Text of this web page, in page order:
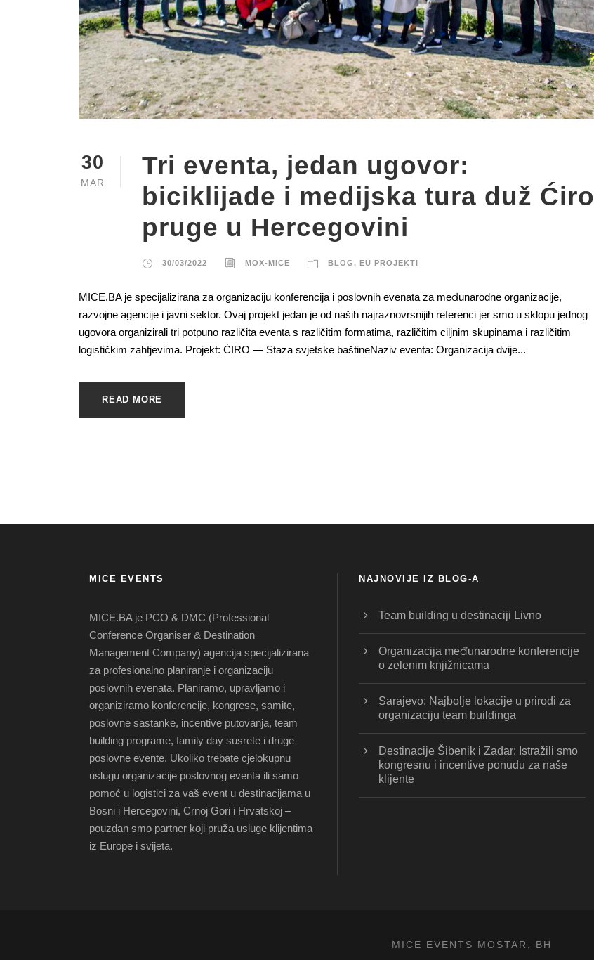
30
MAR
Tri eventa, jedan ugovor:
biciklijade i medijska tura duž Ćiro
pruge u Hercegovini
30/03/2022 MOX-MICE BLOG, EU PROJEKTI
MICE.BA je specijalizirana za organizaciju konferencija i poslovnih evenata za međunarodne organizacije,
razvojne agencije i javni sektor. Ovaj projekt jedan je od naših najraznovrsnijih referenci jer smo u sklopu jednog
ugovora organizirali tri potpuno različita eventa s različitim formatima, različitim ciljnim skupinama i različitim
logističkim zahtjevima. Projekt: ĆIRO — Staza svjetske baštineNaziv eventa: Organizacija dvije...
READ MORE
MICE EVENTS
MICE.BA je PCO & DMC (Professional
Conference Organiser & Destination
Management Company) agencija specijalizirana
za profesionalno planiranje i organizaciju
poslovnih evenata. Planiramo, upravljamo i
organiziramo konferencije, kongrese, samite,
poslovne sastanke, incentive putovanja, team
building programe, family day susrete i druge
poslovne evente. Ukoliko trebate cjelokupnu
uslugu organizacije poslovnog eventa ili samo
pomoć u logistici za vaš event u destinacijama u
Bosni i Hercegovini, Crnoj Gori i Hrvatskoj –
pouzdan smo partner koji pruža usluge klijentima
iz Europe i svijeta.
NAJNOVIJE IZ BLOG-A
Team building u destinaciji Livno
Organizacija međunarodne konferencije
o zelenim knjižnicama
Sarajevo: Najbolje lokacije u prirodi za
organizaciju team buildinga
Destinacije Šibenik i Zadar: Istražili smo
kongresnu i incentive ponudu za naše
klijente
MICE EVENTS MOSTAR, BH